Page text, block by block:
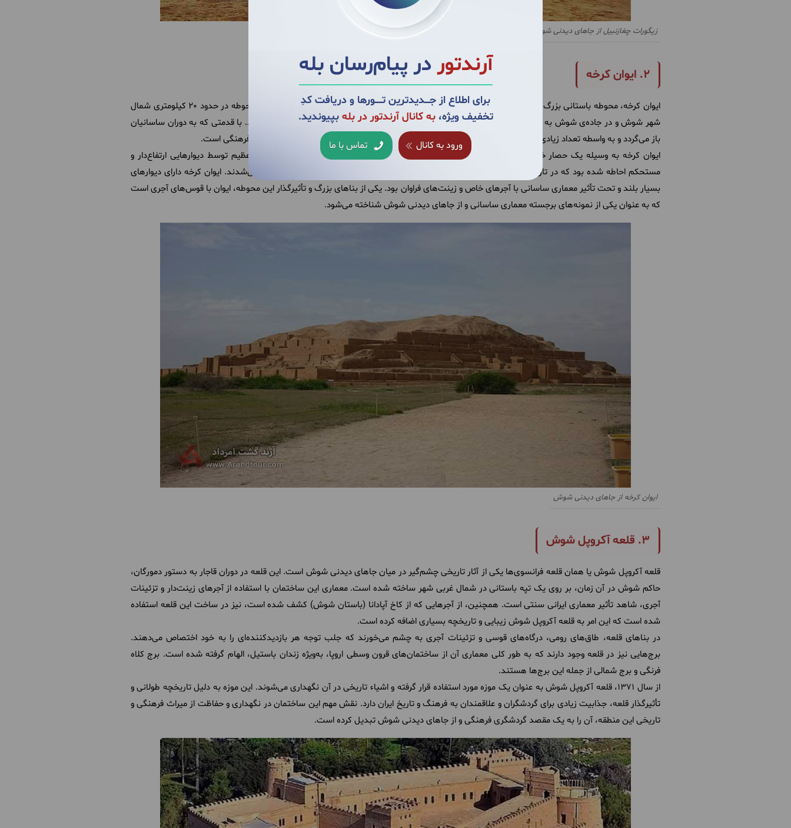
آرندتوردر پیام‌رسان بله
برای اطلاع از جــــدیدترین تــــــورها و دریافت کدِ
تخفیف ویژه،به کانال آرندتور در بله بپیوندید.
ورود به کانال تماس با ما
زیگورات چغازنبیل از جاهای دیدنی شوش
2. ایوان کرخه
ایوان کرخه، محوطه باستانی بزرگ در ایران، به عنوان یکی از جواهرات فرهنگی و تاریخی کشور محسوب می‌شود. این محوطه در حدود 20 کیلومتری شمال
شهر شوش و در جاده‌ی شوش به دهلران واقع شده و بزرگترین و کامل‌ترین شهر مدفون‌شده ساسانیان به شمار می‌آید. با قدمتی که به دوران ساسانیان
باز می‌گردد و به واسطه تعداد زیادی از بناهای باستانی و معماری آن، ایوان کرخه نمایانگر قدرت، جلال و شکوه این دوران فرهنگی است.
ایوان کرخه به وسیله یک حصار خشتی مستحکم به ابعاد چهار کیلومتر در یک کیلومتر محصور شده بود. این شهر عظیم توسط دیوارهایی ارتفاع‌دار و
مستحکم احاطه شده بود که در تاریخی که به آن باز می‌گردد، بخش‌هایی از آن به عنوان دیوارهای دفاعی محسوب می‌شدند. ایوان کرخه دارای دیوارهای
بسیار بلند و تحت تأثیر معماری ساسانی با آجرهای خاص و زینت‌های فراوان بود. یکی از بناهای بزرگ و تأثیرگذار این محوطه، ایوان با قوس‌های آجری است
که به عنوان یکی از نمونه‌های برجسته معماری ساسانی و از جاهای دیدنی شوش شناخته می‌شود.
ایوان کرخه از جاهای دیدنی شوش
3. قلعه آکروپل شوش
قلعه آکروپل شوش یا همان قلعه فرانسوی‌ها یکی از آثار تاریخی چشم‌گیر در میان جاهای دیدنی شوش است. این قلعه در دوران قاجار به دستور دمورگان،
حاکم شوش در آن زمان، بر روی یک تپه باستانی در شمال غربی شهر ساخته شده است. معماری این ساختمان با استفاده از آجرهای زینت‌دار و تزئینات
آجری، شاهد تأثیر معماری ایرانی سنتی است. همچنین، از آجرهایی که از کاخ آپادانا (باستان شوش) کشف شده است، نیز در ساخت این قلعه استفاده
شده است که این امر به قلعه آکروپل شوش زیبایی و تاریخچه بسیاری اضافه کرده است.
در بناهای قلعه، طاق‌های رومی، درگاه‌های قوسی و تزئینات آجری به چشم می‌خورند که جلب توجه هر بازدیدکننده‌ای را به خود اختصاص می‌دهند.
برج‌هایی نیز در قلعه وجود دارند که به طور کلی معماری آن از ساختمان‌های قرون وسطی اروپا، به‌ویژه زندان باستیل، الهام گرفته شده است. برج کلاه
فرنگی و برج شمالی از جمله این برج‌ها هستند.
از سال 1371، قلعه آکروپل شوش به عنوان یک موزه مورد استفاده قرار گرفته و اشیاء تاریخی در آن نگهداری می‌شوند. این موزه به دلیل تاریخچه طولانی و
تأثیرگذار قلعه، جذابیت زیادی برای گردشگران و علاقمندان به فرهنگ و تاریخ ایران دارد. نقش مهم این ساختمان در نگهداری و حفاظت از میراث فرهنگی و
تاریخی این منطقه، آن را به یک مقصد گردشگری فرهنگی و از جاهای دیدنی شوش تبدیل کرده است.